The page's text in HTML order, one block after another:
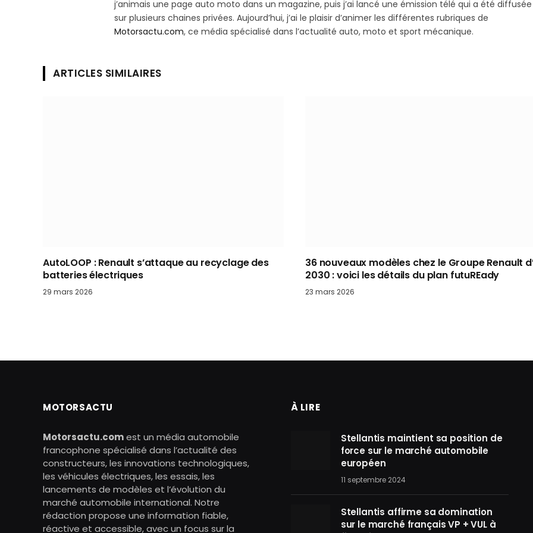
j’animais une page auto moto dans un magazine, puis j’ai lancé une émission télé qui a été diffusée
sur plusieurs chaines privées. Aujourd’hui, j’ai le plaisir d’animer les différentes rubriques de
Motorsactu.com, ce média spécialisé dans l’actualité auto, moto et sport mécanique.
ARTICLES SIMILAIRES
AutoLOOP : Renault s’attaque au recyclage des
batteries électriques
29 mars 2026
36 nouveaux modèles chez le Groupe Renault
2030 : voici les détails du plan futuREady
23 mars 2026
MOTORSACTU
Motorsactu.comest un média automobile
francophone spécialisé dans l’actualité des
constructeurs, les innovations technologiques,
les véhicules électriques, les essais, les
lancements de modèles et l’évolution du
marché automobile international. Notre
rédaction propose une information fiable,
réactive et accessible, avec un focus sur la
À LIRE
Stellantis maintient sa position de
force sur le marché automobile
européen
11 septembre 2024
Stellantis affirme sa domination
sur le marché français VP + VUL à